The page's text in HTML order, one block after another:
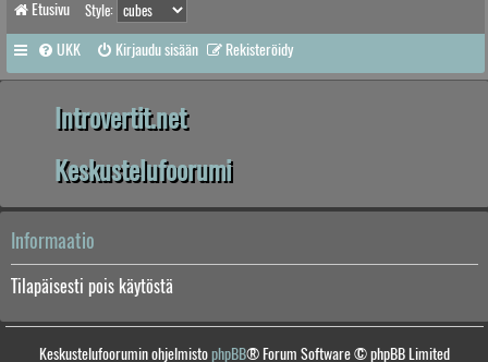
Etusivu Style:
UKK Kirjaudu sisään Rekisteröidy
Introvertit.net
Keskustelufoorumi
Informaatio
Tilapäisesti pois käytöstä
Keskustelufoorumin ohjelmistophpBB® Forum Software © phpBB Limited